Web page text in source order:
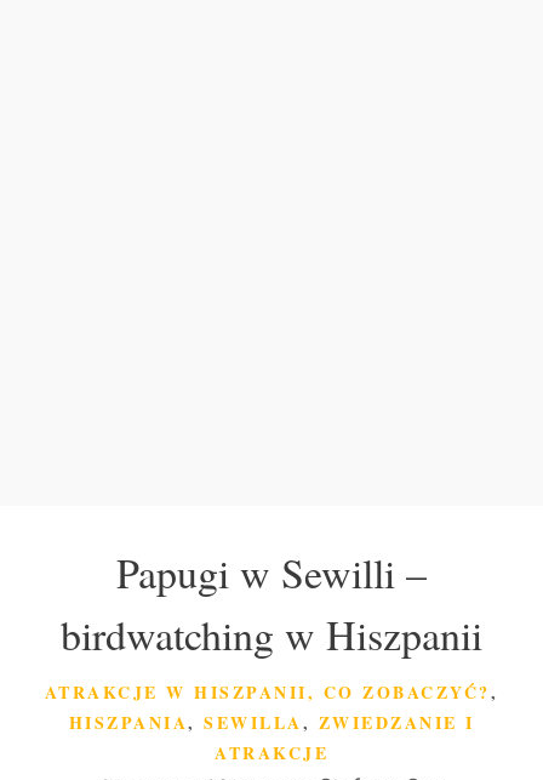
Papugi w Sewilli –
birdwatching w Hiszpanii
KATEGORIE
ATRAKCJE W HISZPANII, CO ZOBACZYĆ?,
HISZPANIA, SEWILLA, ZWIEDZANIE I
ATRAKCJE